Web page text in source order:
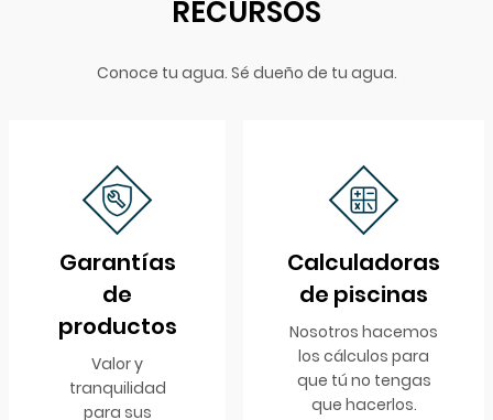
RECURSOS
Conoce tu agua. Sé dueño de tu agua.
Garantías
de
productos
Valor y
tranquilidad
para sus
Calculadoras
de piscinas
Nosotros hacemos
los cálculos para
que tú no tengas
que hacerlos.